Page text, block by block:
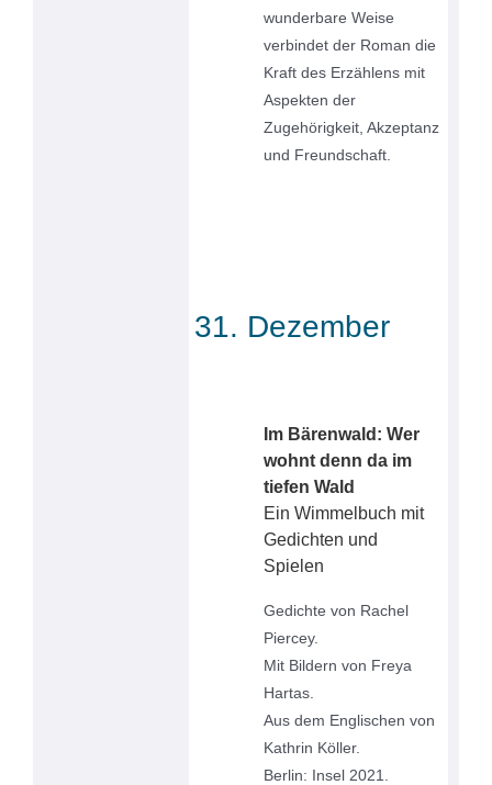
wunderbare Weise
verbindet der Roman die
Kraft des Erzählens mit
Aspekten der
Zugehörigkeit, Akzeptanz
und Freundschaft.
31. Dezember
Im Bärenwald: Wer
wohnt denn da im
tiefen Wald
Ein Wimmelbuch mit
Gedichten und
Spielen
Gedichte von Rachel
Piercey.
Mit Bildern von Freya
Hartas.
Aus dem Englischen von
Kathrin Köller.
Berlin: Insel 2021.